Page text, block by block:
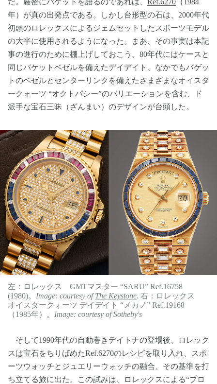
だ。厳密にバゲットを語るのであれば、 Ref.6270 （1984
年）が真の出発点である。しかし台形型の石は、2000年代
初頭のロレックスによるジェムセットしたスポーツモデル
の大半に使用されるようになった。まあ、その事実は本記
事の進行のために棚上げしておこう。80年代にはケースと
同じバケットベゼルを備えたデイデイト、なかでもバゲッ
トのベゼルとセンターリンクを備えたさまざまなオイスタ
ークォーツ “オクトパシー”のバリエーションを含む、ド
派手な宝石三昧（ざんまい）のデザインが台頭した。
左：ロレックス GMTマスター “SARU” Ref.16758
(1980)。 Image: courtesy ofThe Keystone. 右：ロレックス
オイスタークォーツ デイデイト “メカノ” Ref.19168
（1985年）。 Image: courtesy of Sotheby's
そして1990年代の自動巻きデイトナの登場後、ロレック
スは宝石をちりばめたRef.6270のレシピを取り入れ、スポ
ーツウォッチとジュエリーウォッチの融合、その基準を打
ち立てる旅に出た。この試みは、ロレックスによる“プロ